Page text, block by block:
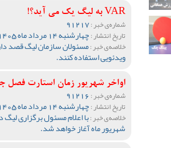
VAR به لیگ یک می آید؟!
شماره‌ی خبر :91217
تاریخ انتشار :چهارشنبه 14 مرداد ماه 1405 ساعت 13:55
خلاصه‌ی خبر :مسئولان سازمان لیگ قصد
ویدئویی استفاده کنند.
اواخر شهریور زمان استارت
شماره‌ی خبر :
تاریخ انتشار :چهارشنبه 14 مرداد ماه 1405 ساعت 13:51
خلاصه‌ی خبر :
شهریور ماه آغاز خواهد شد.